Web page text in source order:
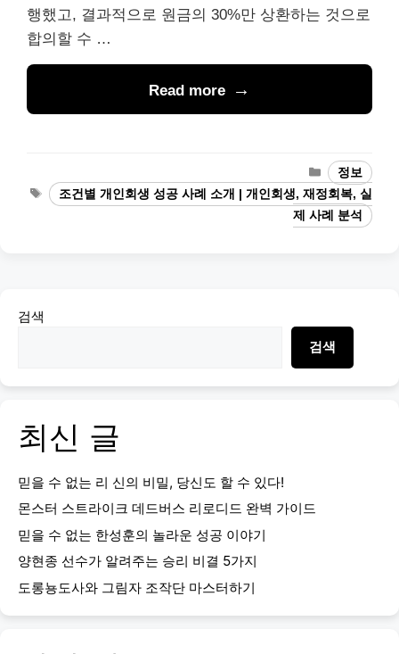
행했고, 결과적으로 원금의 30%만 상환하는 것으로
합의할 수 …
Read more
Categories
정보
Tags조건별 개인회생 성공 사례 소개 | 개인회생, 재정회복, 실
제 사례 분석
검색
검색
최신 글
믿을 수 없는 리 신의 비밀, 당신도 할 수 있다!
몬스터 스트라이크 데드버스 리로디드 완벽 가이드
믿을 수 없는 한성훈의 놀라운 성공 이야기
양현종 선수가 알려주는 승리 비결 5가지
도롱뇽도사와 그림자 조작단 마스터하기